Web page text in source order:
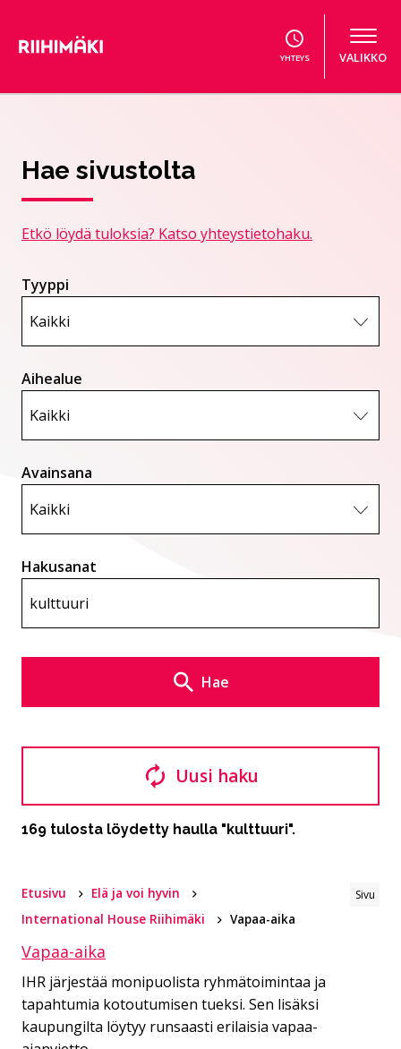
YHTEYS VALIKKO
Hae sivustolta
Etkö löydä tuloksia? Katso yhteystietohaku.
Tyyppi
Aihealue
Avainsana
Hakusanat
Hae
169 tulosta löydetty haulla "kulttuuri".
Uusi haku
Etusivu
Elä ja voi hyvin
International House Riihimäki
Vapaa-aika
Sivu
Vapaa-aika
IHR järjestää monipuolista ryhmätoimintaa ja
tapahtumia kotoutumisen tueksi. Sen lisäksi
kaupungilta löytyy runsaasti erilaisia vapaa-